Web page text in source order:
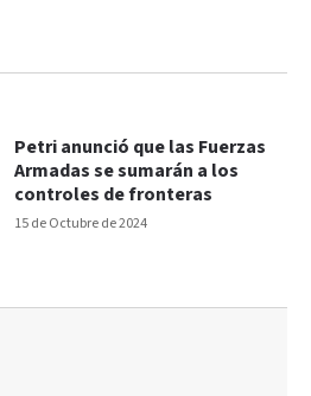
15 de Octubre de 2024
Petri anunció que las Fuerzas
Armadas se sumarán a los
controles de fronteras